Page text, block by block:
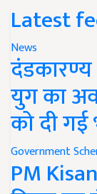
Latest
News
युग का
को दी गई
Government
PM